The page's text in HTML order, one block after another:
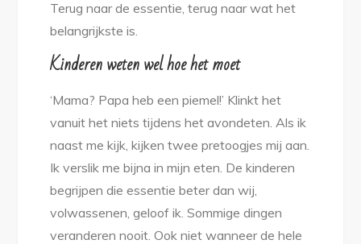
Terug naar de essentie, terug naar wat het
belangrijkste is.
Kinderen weten wel hoe het moet
‘Mama? Papa heb een piemel!’ Klinkt het
vanuit het niets tijdens het avondeten. Als ik
naast me kijk, kijken twee pretoogjes mij aan.
Ik verslik me bijna in mijn eten. De kinderen
begrijpen die essentie beter dan wij,
volwassenen, geloof ik. Sommige dingen
veranderen nooit. Ook niet wanneer de hele